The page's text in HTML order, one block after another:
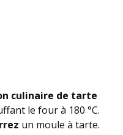
culinaire de tarte
le four à 180 °C.
un moule à tarte.